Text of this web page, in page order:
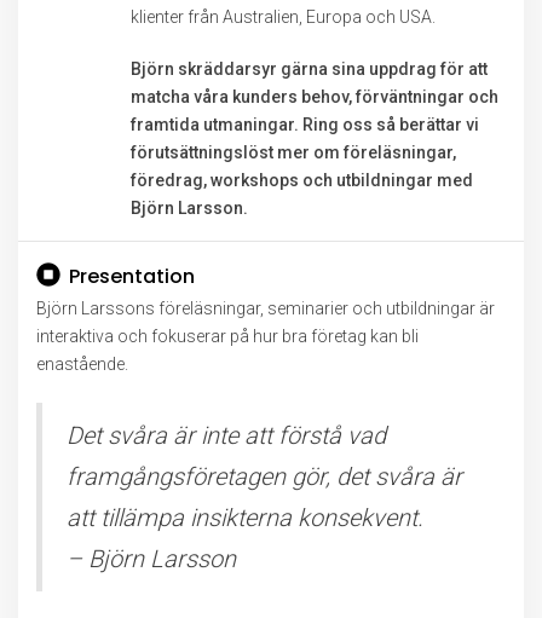
klienter från Australien, Europa och USA.
Björn skräddarsyr gärna sina uppdrag för att
matcha våra kunders behov, förväntningar och
framtida utmaningar. Ring oss så berättar vi
förutsättningslöst mer om föreläsningar,
föredrag, workshops och utbildningar med
Björn Larsson.
Presentation
Björn Larssons föreläsningar, seminarier och utbildningar är
interaktiva och fokuserar på hur bra företag kan bli
enastående.
Det svåra är inte att förstå vad
framgångsföretagen gör, det svåra är
att tillämpa insikterna konsekvent.
– Björn Larsson